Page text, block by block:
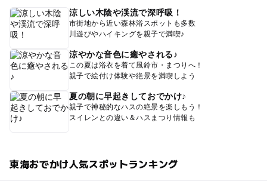
涼しい木陰や渓流で深呼吸！
市街地から近い森林浴スポットも多数
川遊びやハイキングを親子で満喫♪
涼やかな音色に癒やされる♪
この夏は浴衣を着て風鈴市・まつりへ！
親子で絵付け体験や絶景を満喫しよう
夏の朝に早起きしておでかけ♪
親子で神秘的なハスの絶景を楽しもう！
スイレンとの違い＆ハスまつり情報も
東海おでかけ人気スポットランキング